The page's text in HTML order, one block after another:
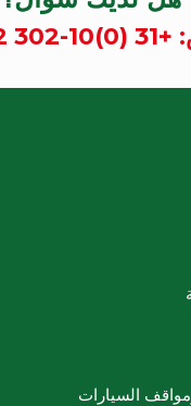
+31 (0)10-302 02 88
السيارات